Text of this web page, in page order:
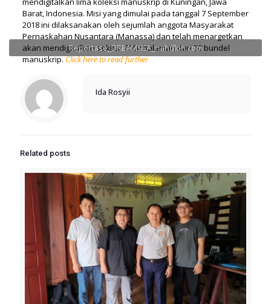
Reportase_DREAMSEA_nahdloh.com
Barat, Indonesia. Misi yang dimulai pada tanggal 7 September
2018 ini dilaksanakan oleh sejumlah anggota Masyarakat
Pernaskahan Nusantara (Manassa) dan telah menargetkan
akan mendigitalkan sekitar 7000 halaman dari 30 bundel
manuskrip.Click here to read further
Ida Rosyii
Related posts